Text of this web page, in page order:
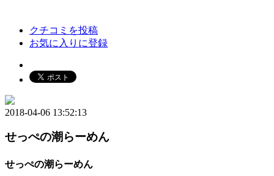
クチコミを投稿
お気に入りに登録
2018-04-06 13:52:13
せっぺの潮らーめん
せっぺの潮らーめん